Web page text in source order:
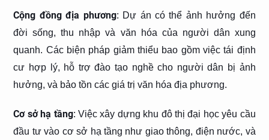
Cộng đồng địa phương: Dự án có thể ảnh hưởng đến
đời sống, thu nhập và văn hóa của người dân xung
quanh. Các biện pháp giảm thiểu bao gồm việc tái định
cư hợp lý, hỗ trợ đào tạo nghề cho người dân bị ảnh
hưởng, và bảo tồn các giá trị văn hóa địa phương.
Cơ sở hạ tầng: Việc xây dựng khu đô thị đại học yêu cầu
đầu tư vào cơ sở hạ tầng như giao thông, điện nước, và